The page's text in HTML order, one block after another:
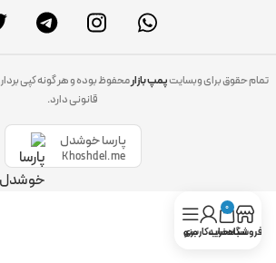
تمام حقوق برای وبسایتپمپ بازارمحفوظ بوده و هر گونه کپی
قانونی دارد.
پارسا خوشدل
Khoshdel.me
فروشگاه
0
سبد خرید
حساب کاربری
منو